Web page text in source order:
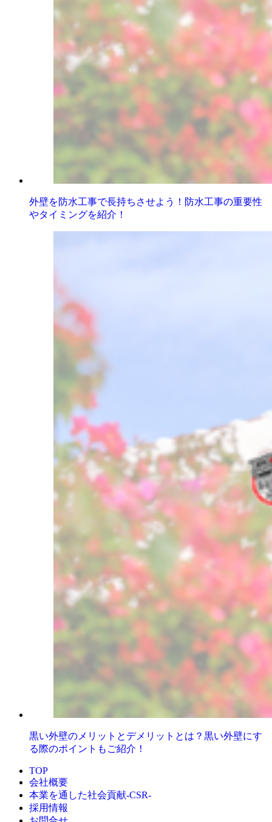
外壁を防水工事で長持ちさせよう！防水工事の重要性
やタイミングを紹介！
黒い外壁のメリットとデメリットとは？黒い外壁にす
る際のポイントもご紹介！
TOP
会社概要
本業を通した社会貢献-CSR-
採用情報